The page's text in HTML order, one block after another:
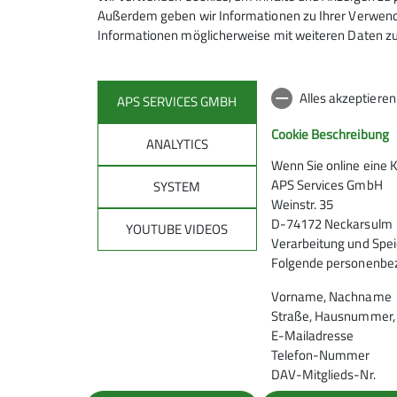
Kletterkurse
Außerdem geben wir Informationen zu Ihrer
Informationen möglicherweise mit weiteren Daten
APS SERVICES GMBH
ANALYTICS
SYSTEM
YOUTUBE VIDEOS
Alles
Cookie Beschreibung
Wenn Sie online
APS Services GmbH
Weinstr. 35
D-74172 Neckarsulm
Verarbeitung und
Folgende
Vorname, Nachname
Straße,
E-Mailadresse
Telefon-Nummer
DAV-Mitglieds-Nr.